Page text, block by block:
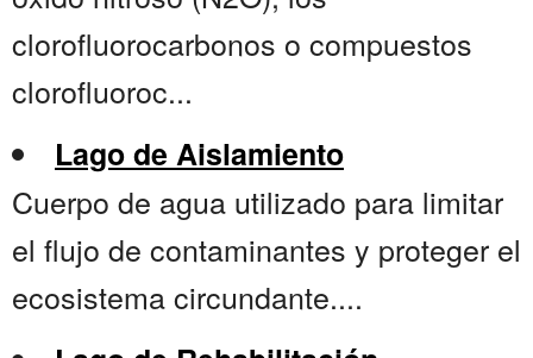
clorofluorocarbonos o compuestos
clorofluoroc...
Lago de Aislamiento
Cuerpo de agua utilizado para limitar
el flujo de contaminantes y proteger el
ecosistema circundante....